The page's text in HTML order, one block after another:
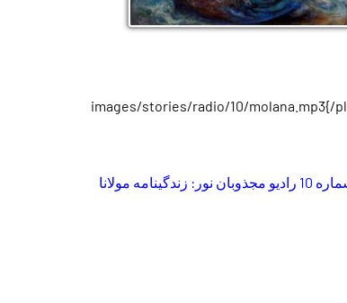
زندگینامه مولانا